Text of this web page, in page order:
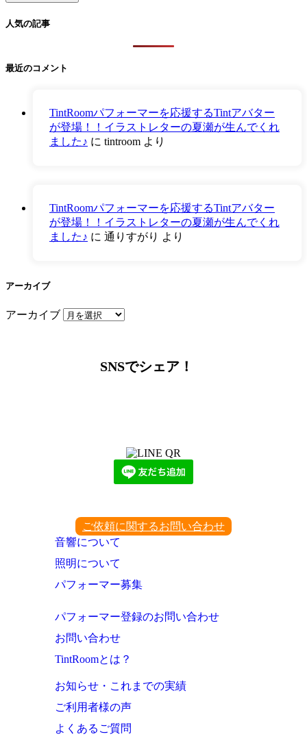
人気の記事
最近のコメント
TintRoomパフォーマーを応援するTintアバター
が登場！！イラストレターの夏瀬が生んでくれ
ました♪ に tintroom より
TintRoomパフォーマーを応援するTintアバター
が登場！！イラストレターの夏瀬が生んでくれ
ました♪ に 通りすがり より
アーカイブ
アーカイブ
SNSでシェア！
ご依頼に関するお問い合わせ
音響について
照明について
パフォーマー募集
パフォーマー登録のお問い合わせ
お問い合わせ
TintRoomとは？
お知らせ・これまでの実績
ご利用者様の声
よくあるご質問